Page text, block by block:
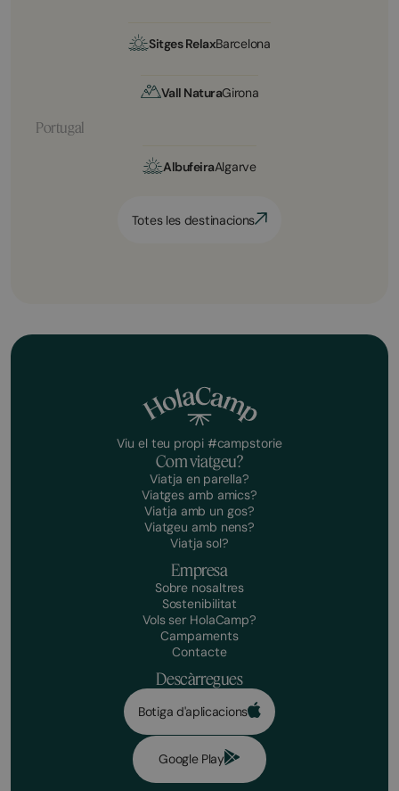
Sitges RelaxBarcelona
Vall NaturaGirona
Portugal
AlbufeiraAlgarve
Totes les destinacions
Viu el teu propi #campstorie
Com viatgeu?
Viatja en parella?
Viatges amb amics?
Viatja amb un gos?
Viatgeu amb nens?
Viatja sol?
Empresa
Sobre nosaltres
Sostenibilitat
Vols ser HolaCamp?
Campaments
Contacte
Descàrregues
Botiga d'aplicacions
Google Play